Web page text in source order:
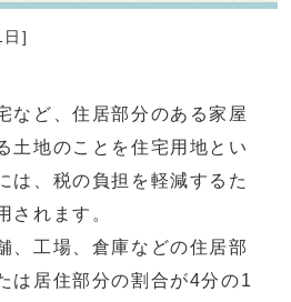
]
など、住居部分のある家屋
土地のことを住宅用地とい
は、税の負担を軽減するた
されます。
、工場、倉庫などの住居部
は居住部分の割合が4分の1